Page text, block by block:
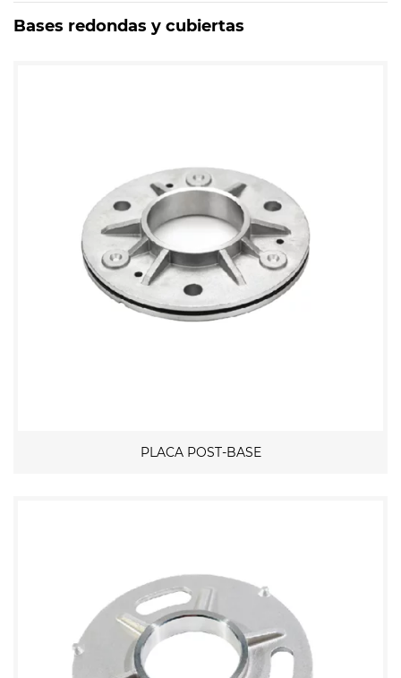
Bases redondas y cubiertas
PLACA POST-BASE